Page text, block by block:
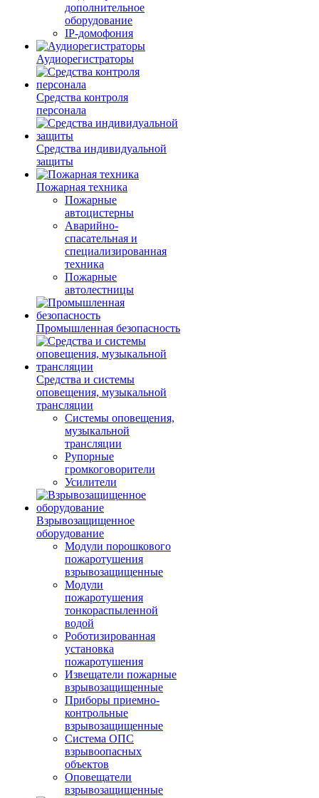
дополнительное
оборудование
IP-домофония
Аудиорегистраторы
Средства контроля
персонала
Средства индивидуальной
защиты
Пожарная техника
Пожарные
автоцистерны
Аварийно-
спасательная и
специализированная
техника
Пожарные
автолестницы
Промышленная безопасность
Средства и системы
оповещения, музыкальной
трансляции
Системы оповещения,
музыкальной
трансляции
Рупорные
громкоговорители
Усилители
Взрывозащищенное
оборудование
Модули порошкового
пожаротушения
взрывозащищенные
Модули
пожаротушения
тонкораспыленной
водой
Роботизированная
установка
пожаротушения
Извещатели пожарные
взрывозащищенные
Приборы приемно-
контрольные
взрывозащищенные
Система ОПС
взрывоопасных
объектов
Оповещатели
взрывозащищенные